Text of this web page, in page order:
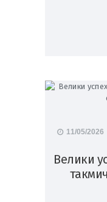
11/05/2026
Велики